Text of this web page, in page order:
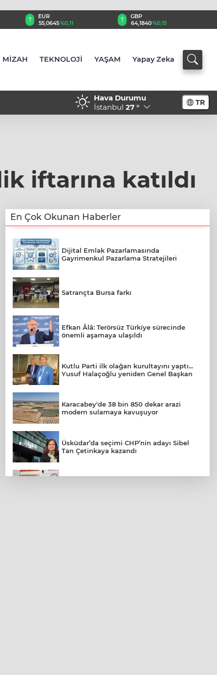
EUR
55,0645%0,11
GBP
64,1840%0,15
MİZAH TEKNOLOJİ YAŞAM Yapay Zeka
09:59 - Borsa güne
Hava Durumu
İstanbul 27 ° TR
iftarına katıldı
En Çok Okunan Haberler
Dijital Emlak Pazarlamasında
Gayrimenkul Pazarlama Stratejileri
Satrançta Bursa farkı
Efkan Âlâ: Terörsüz Türkiye sürecinde
önemli aşamaya ulaşıldı
Kutlu Parti ilk olağan kurultayını yaptı...
Yusuf Halaçoğlu yeniden Genel Başkan
Karacabey'de 38 bin 850 dekar arazi
modern sulamaya kavuşuyor
Üsküdar’da seçimi CHP’nin adayı Sibel
Tan Çetinkaya kazandı